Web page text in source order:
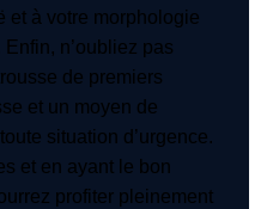
et à votre morphologie
n’oubliez pas
de premiers
et un moyen de
situation d’urgence.
et en ayant le bon
profiter pleinement